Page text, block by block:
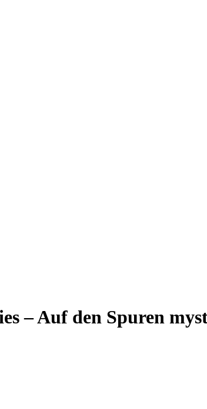
– Auf den Spuren